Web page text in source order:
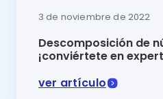
3 de noviembre de 2022
Descomposición de
¡conviértete en
ver artículo